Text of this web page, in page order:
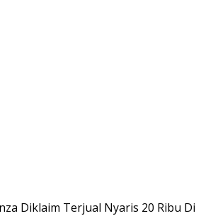
Diklaim Terjual Nyaris 20 Ribu Di